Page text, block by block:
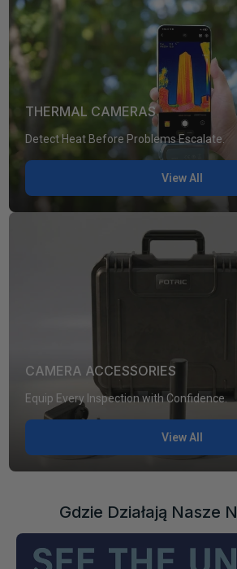
THERMAL CAMERAS
Detect Heat Before Problems Escalate.
View All
CAMERA ACCESSORIES
Equip Every Inspection with Confidence.
View All
Gdzie Działają Nasze